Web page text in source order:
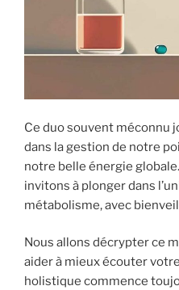
Ce duo souvent méconnu
dans la gestion de notre
notre belle énergie
invitons à plonger dans
métabolisme, avec
Nous allons décrypter ce
aider à mieux écouter
holistique commence